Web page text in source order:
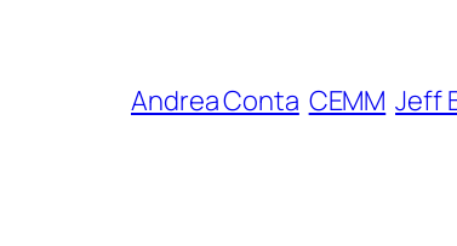
Andrea Conta CEMM Jeff